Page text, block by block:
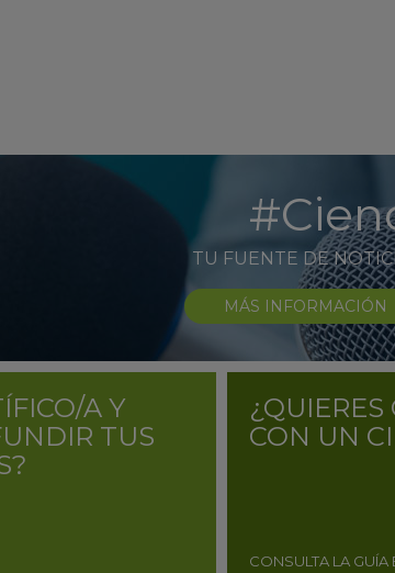
TU FUENTE DE
MÁS INFORMACIÓN
A Y
TUS
¿QUIERES
CON UN
CONSULTA LA GUÍA